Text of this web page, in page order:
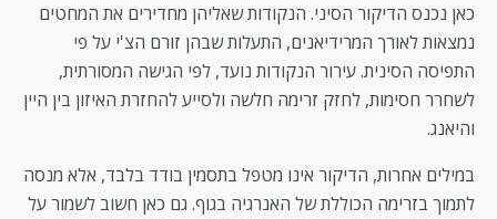
כאן נכנס הדיקור הסיני. הנקודות שאליהן מחדירים את המחטים
נמצאות לאורך המרידיאנים, התעלות שבהן זורם הצ'י על פי
התפיסה הסינית. עירור הנקודות נועד, לפי הגישה המסורתית,
לשחרר חסימות, לחזק זרימה חלשה ולסייע להחזרת האיזון בין היין
והיאנג.
במילים אחרות, הדיקור אינו מטפל בתסמין בודד בלבד, אלא מנסה
לתמוך בזרימה הכוללת של האנרגיה בגוף. גם כאן חשוב לשמור על